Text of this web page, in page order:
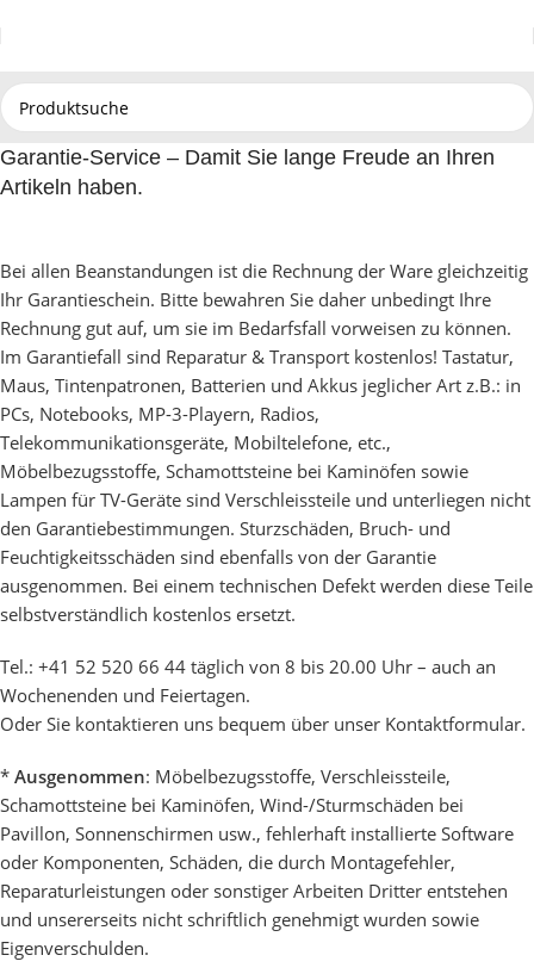
Garantie-Service – Damit Sie lange Freude an Ihren
Artikeln haben.
Bei allen Beanstandungen ist die Rechnung der Ware gleichzeitig
Ihr Garantieschein. Bitte bewahren Sie daher unbedingt Ihre
Rechnung gut auf, um sie im Bedarfsfall vorweisen zu können.
Im Garantiefall sind Reparatur & Transport kostenlos! Tastatur,
Maus, Tintenpatronen, Batterien und Akkus jeglicher Art z.B.: in
PCs, Notebooks, MP-3-Playern, Radios,
Telekommunikationsgeräte, Mobiltelefone, etc.,
Möbelbezugsstoffe, Schamottsteine bei Kaminöfen sowie
Lampen für TV-Geräte sind Verschleissteile und unterliegen nicht
den Garantiebestimmungen. Sturzschäden, Bruch- und
Feuchtigkeitsschäden sind ebenfalls von der Garantie
ausgenommen. Bei einem technischen Defekt werden diese Teile
selbstverständlich kostenlos ersetzt.
Tel.: +41 52 520 66 44 täglich von 8 bis 20.00 Uhr – auch an
Wochenenden und Feiertagen.
Oder Sie kontaktieren uns bequem über unser Kontaktformular.
* Ausgenommen: Möbelbezugsstoffe, Verschleissteile,
Schamottsteine bei Kaminöfen, Wind-/Sturmschäden bei
Pavillon, Sonnenschirmen usw., fehlerhaft installierte Software
oder Komponenten, Schäden, die durch Montagefehler,
Reparaturleistungen oder sonstiger Arbeiten Dritter entstehen
und unsererseits nicht schriftlich genehmigt wurden sowie
Eigenverschulden.